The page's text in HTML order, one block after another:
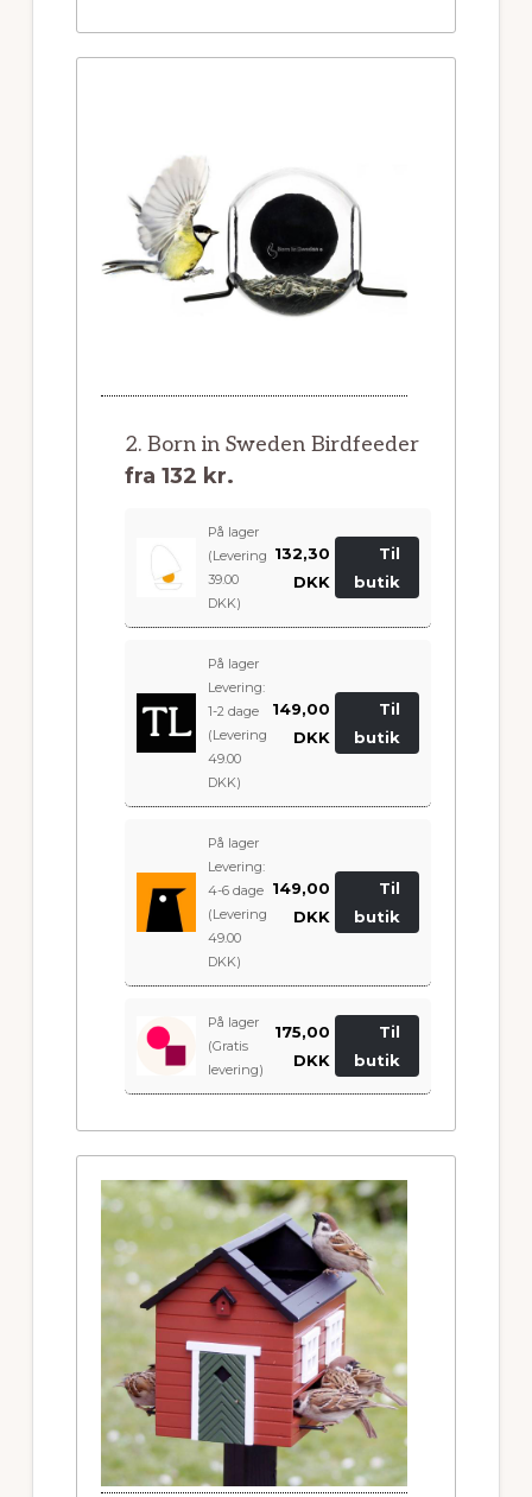
2. Born in Sweden Birdfeeder
fra 132 kr.
På lager
(Levering
39.00
DKK)
132,30
DKK
Til
butik
På lager
Levering:
1-2 dage
(Levering
49.00
DKK)
149,00
DKK
Til
butik
På lager
Levering:
4-6 dage
(Levering
49.00
DKK)
149,00
DKK
Til
butik
På lager
(Gratis
levering)
175,00
DKK
Til
butik